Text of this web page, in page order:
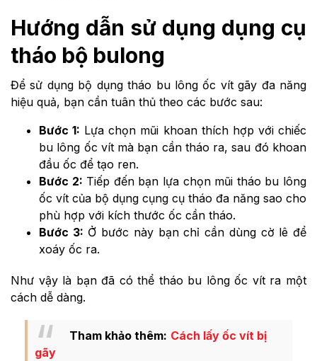
Hướng dẫn sử dụng dụng cụ
tháo bộ bulong
Để sử dụng bộ dụng tháo bu lông ốc vít gãy đa năng
hiệu quả, bạn cần tuân thủ theo các bước sau:
Bước 1: Lựa chọn mũi khoan thích hợp với chiếc
bu lông ốc vít mà bạn cần tháo ra, sau đó khoan
đầu ốc để tạo ren.
Bước 2: Tiếp đến bạn lựa chọn mũi tháo bu lông
ốc vít của bộ dụng cụng cụ tháo đa năng sao cho
phù hợp với kích thước ốc cần tháo.
Bước 3: Ở bước này bạn chỉ cần dùng cờ lê để
xoáy ốc ra.
Như vậy là bạn đã có thể tháo bu lông ốc vít ra một
cách dễ dàng.
Tham khảo thêm: Cách lấy ốc vít bị
gãy